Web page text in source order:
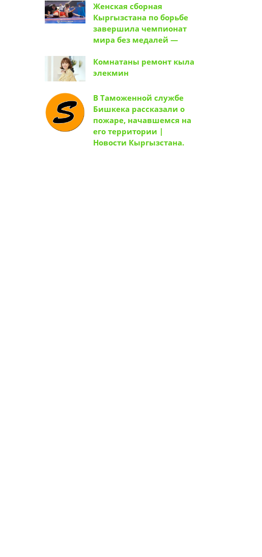
Женская сборная
Кыргызстана по борьбе
завершила чемпионат
мира без медалей —
Комнатаны ремонт кыла
элекмин
В Таможенной службе
Бишкека рассказали о
пожаре, начавшемся на
его территории |
Новости Кыргызстана.